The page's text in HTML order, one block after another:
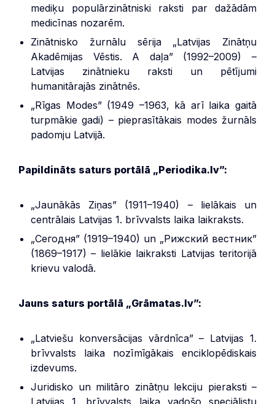
mediķu populārzinātniski raksti par dažādām
medicīnas nozarēm.
Zinātnisko žurnālu sērija „Latvijas Zinātņu
Akadēmijas Vēstis. A daļa” (1992–2009) –
Latvijas zinātnieku raksti un pētījumi
humanitārajās zinātnēs.
„Rīgas Modes” (1949 –1963, kā arī laika gaitā
turpmākie gadi) – pieprasītākais modes žurnāls
padomju Latvijā.
Papildināts saturs portālā „Periodika.lv”:
„Jaunākās Ziņas” (1911–1940) – lielākais un
centrālais Latvijas 1. brīvvalsts laika laikraksts.
„Сегодня” (1919–1940) un „Рижский вестник”
(1869–1917) – lielākie laikraksti Latvijas teritorijā
krievu valodā.
Jauns saturs portālā „Grāmatas.lv”:
„Latviešu konversācijas vārdnīca” – Latvijas 1.
brīvvalsts laika nozīmīgākais enciklopēdiskais
izdevums.
Juridisko un militāro zinātņu lekciju pieraksti –
Latvijas 1. brīvvalsts laika vadošo speciālistu